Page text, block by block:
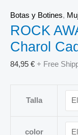
Botas y Botines,
ROCK
Charol
84,95 € + Free
Talla
color